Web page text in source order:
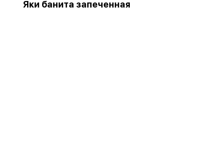
Яки банита запеченная